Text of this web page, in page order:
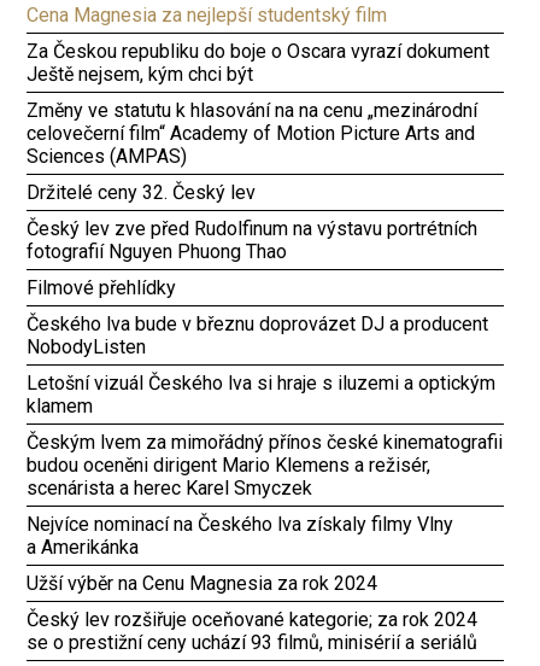
Cena Magnesia za nejlepší studentský film
Za Českou republiku do boje o Oscara vyrazí dokument
Ještě nejsem, kým chci být
Změny ve statutu k hlasování na na cenu „mezinárodní
celovečerní film“ Academy of Motion Picture Arts and
Sciences (AMPAS)
Držitelé ceny 32. Český lev
Český lev zve před Rudolfinum na výstavu portrétních
fotografií Nguyen Phuong Thao
Filmové přehlídky
Českého lva bude v březnu doprovázet DJ a producent
NobodyListen
Letošní vizuál Českého lva si hraje s iluzemi a optickým
klamem
Českým lvem za mimořádný přínos české kinematografii
budou oceněni dirigent Mario Klemens a režisér,
scenárista a herec Karel Smyczek
Nejvíce nominací na Českého lva získaly filmy Vlny
a Amerikánka
Užší výběr na Cenu Magnesia za rok 2024
Český lev rozšiřuje oceňované kategorie; za rok 2024
se o prestižní ceny uchází 93 filmů, minisérií a seriálů